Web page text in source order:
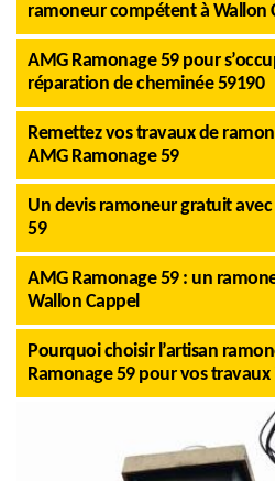
ramoneur compétent à Wallon
AMG Ramonage 59 pour
réparation de cheminée 59190
Remettez vos travaux de
AMG Ramonage 59
Un devis ramoneur gratuit
59
AMG Ramonage 59 : un
Wallon Cappel
Pourquoi choisir l’artisan
Ramonage 59 pour vos travaux